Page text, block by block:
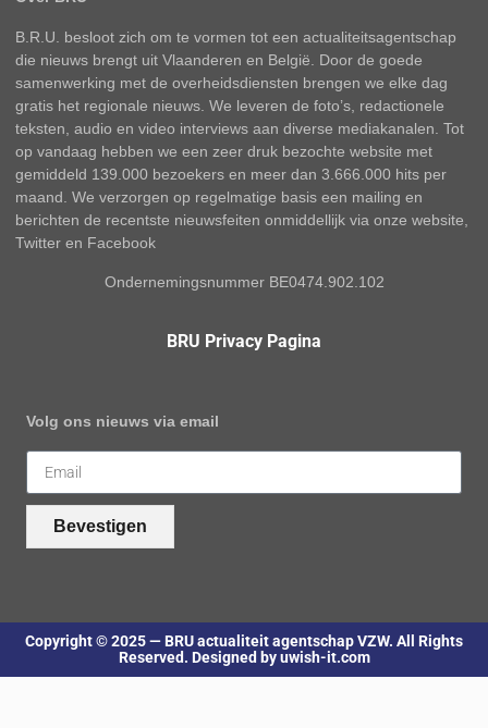
B.R.U. besloot zich om te vormen tot een actualiteitsagentschap
die nieuws brengt uit Vlaanderen en België. Door de goede
samenwerking met de overheidsdiensten brengen we elke dag
gratis het regionale nieuws. We leveren de foto’s, redactionele
teksten, audio en video interviews aan diverse mediakanalen. Tot
op vandaag hebben we een zeer druk bezochte website met
gemiddeld 139.000 bezoekers en meer dan 3.666.000 hits per
maand. We verzorgen op regelmatige basis een mailing en
berichten de recentste nieuwsfeiten onmiddellijk via onze website,
Twitter en Facebook
Ondernemingsnummer BE0474.902.102
BRU Privacy Pagina
Volg ons nieuws via email
Bevestigen
Copyright © 2025 — BRU actualiteit agentschap VZW. All Rights
Reserved. Designed by uwish-it.com